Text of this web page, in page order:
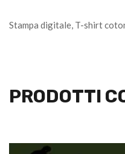
Stampa digitale, T-shirt
PRODOTTI